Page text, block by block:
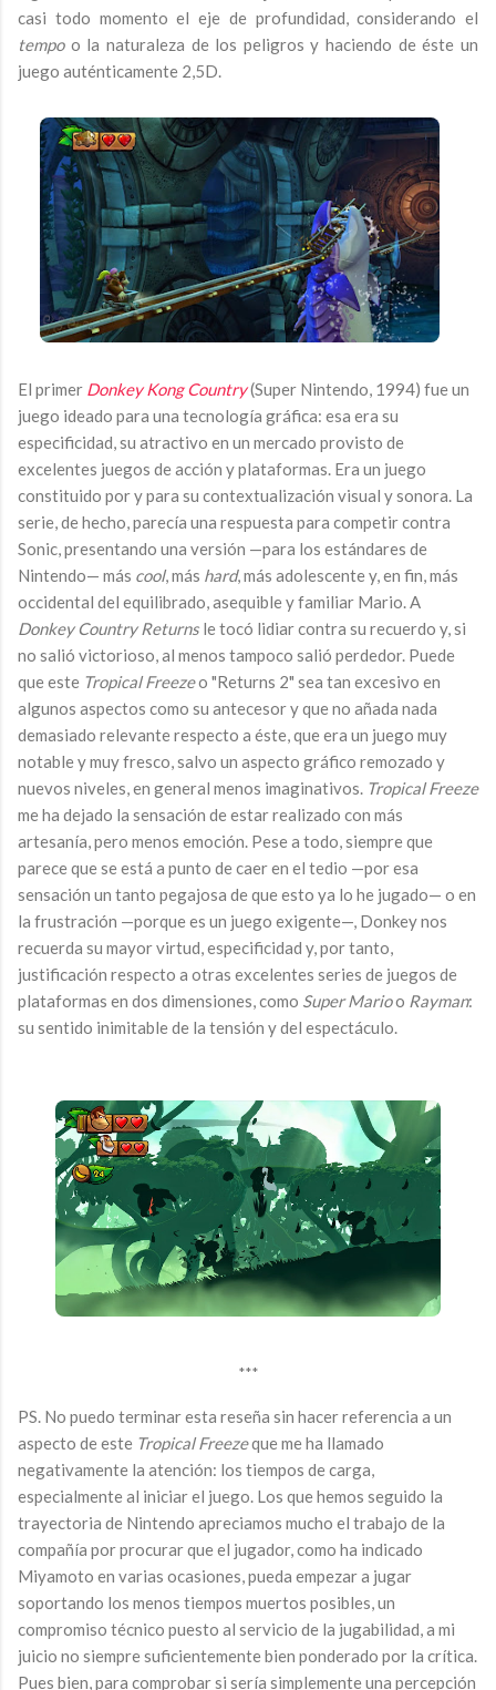
casi todo momento el eje de profundidad, considerando el
tempoo la naturaleza de los peligros y haciendo de éste un
juego auténticamente 2,5D.
El primer Donkey Kong Country(Super Nintendo, 1994) fue un
juego ideado para una tecnología gráfica: esa era su
especificidad, su atractivo en un mercado provisto de
excelentes juegos de acción y plataformas. Era un juego
constituido por y para su contextualización visual y sonora. La
serie, de hecho, parecía una respuesta para competir contra
Sonic, presentando una versión —para los estándares de
Nintendo— más cool, más hard, más adolescente y, en fin, más
occidental del equilibrado, asequible y familiar Mario. A
Donkey Country Returnsle tocó lidiar contra su recuerdo y, si
no salió victorioso, al menos tampoco salió perdedor. Puede
que este Tropical Freezeo "Returns 2" sea tan excesivo en
algunos aspectos como su antecesor y que no añada nada
demasiado relevante respecto a éste, que era un juego muy
notable y muy fresco, salvo un aspecto gráfico remozado y
nuevos niveles, en general menos imaginativos. Tropical Freeze
me ha dejado la sensación de estar realizado con más
artesanía, pero menos emoción. Pese a todo, siempre que
parece que se está a punto de caer en el tedio —por esa
sensación un tanto pegajosa de que esto ya lo he jugado— o en
la frustración —porque es un juego exigente—, Donkey nos
recuerda su mayor virtud, especificidad y, por tanto,
justificación respecto a otras excelentes series de juegos de
plataformas en dos dimensiones, como Super Marioo Rayman:
su sentido inimitable de la tensión y del espectáculo.
***
PS. No puedo terminar esta reseña sin hacer referencia a un
aspecto de este Tropical Freezeque me ha llamado
negativamente la atención: los tiempos de carga,
especialmente al iniciar el juego. Los que hemos seguido la
trayectoria de Nintendo apreciamos mucho el trabajo de la
compañía por procurar que el jugador, como ha indicado
Miyamoto en varias ocasiones, pueda empezar a jugar
soportando los menos tiempos muertos posibles, un
compromiso técnico puesto al servicio de la jugabilidad, a mi
juicio no siempre suficientemente bien ponderado por la crítica.
Pues bien, para comprobar si sería simplemente una percepción